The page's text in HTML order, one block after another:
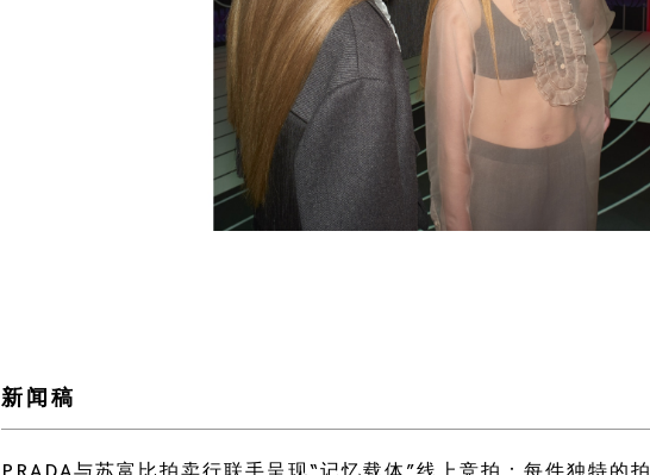
新闻稿